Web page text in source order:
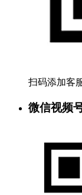
扫码添加客
微信视频